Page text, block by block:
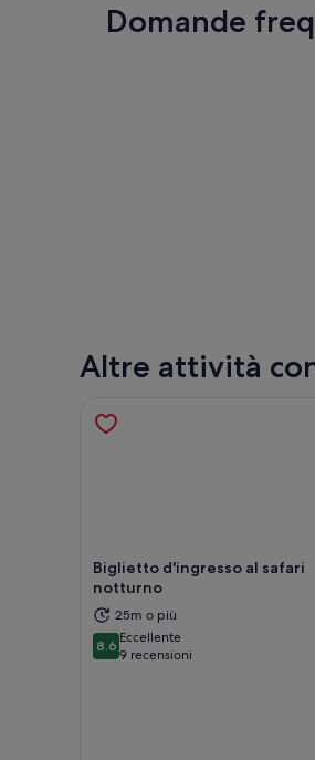
Domande
Altre attività
Biglietto d'ingresso al safari
notturno
25m o più
8.68.6 su 10
Eccellente
9 recensioni
Apertura in